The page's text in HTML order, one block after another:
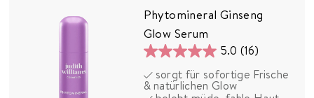
Phytomineral Ginseng
Glow Serum
5.0 (16)
5.0
von
5
sorgt für sofortige Frische
& natürlichen Glow